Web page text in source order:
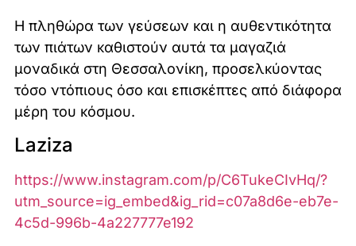
Η πληθώρα των γεύσεων και η αυθεντικότητα
των πιάτων καθιστούν αυτά τα μαγαζιά
μοναδικά στη Θεσσαλονίκη, προσελκύοντας
τόσο ντόπιους όσο και επισκέπτες από διάφορα
μέρη του κόσμου.
Laziza
https://www.instagram.com/p/C6TukeCIvHq/?
utm_source=ig_embed&ig_rid=c07a8d6e-eb7e-
4c5d-996b-4a227777e192